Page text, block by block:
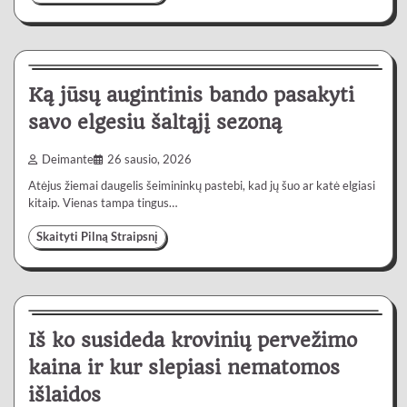
4 min
Gyvenimas
Ką jūsų augintinis bando pasakyti
savo elgesiu šaltąjį sezoną
Deimante 26 sausio, 2026
Atėjus žiemai daugelis šeimininkų pastebi, kad jų šuo ar katė elgiasi
kitaip. Vienas tampa tingus…
Skaityti Pilną Straipsnį
5 min
Paslaugos
Iš ko susideda krovinių pervežimo
kaina ir kur slepiasi nematomos
išlaidos